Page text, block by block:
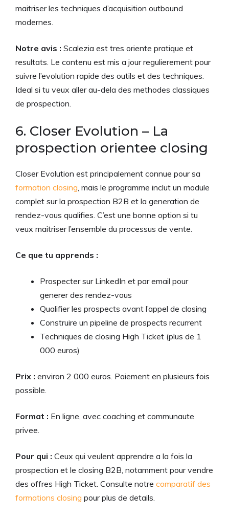
maitriser les techniques d’acquisition outbound
modernes.
Notre avis : Scalezia est tres oriente pratique et
resultats. Le contenu est mis a jour regulierement pour
suivre l’evolution rapide des outils et des techniques.
Ideal si tu veux aller au-dela des methodes classiques
de prospection.
6. Closer Evolution – La
prospection orientee closing
Closer Evolution est principalement connue pour sa
formation closing , mais le programme inclut un module
complet sur la prospection B2B et la generation de
rendez-vous qualifies. C’est une bonne option si tu
veux maitriser l’ensemble du processus de vente.
Ce que tu apprends :
Prospecter sur LinkedIn et par email pour
generer des rendez-vous
Qualifier les prospects avant l’appel de closing
Construire un pipeline de prospects recurrent
Techniques de closing High Ticket (plus de 1
000 euros)
Prix : environ 2 000 euros. Paiement en plusieurs fois
possible.
Format : En ligne, avec coaching et communaute
privee.
Pour qui : Ceux qui veulent apprendre a la fois la
prospection et le closing B2B, notamment pour vendre
des offres High Ticket. Consulte notre comparatif des
formations closing pour plus de details.